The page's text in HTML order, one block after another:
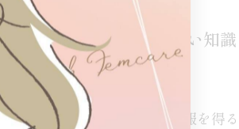
を身につけるための正しい知
ッジについて、正しい情報を得